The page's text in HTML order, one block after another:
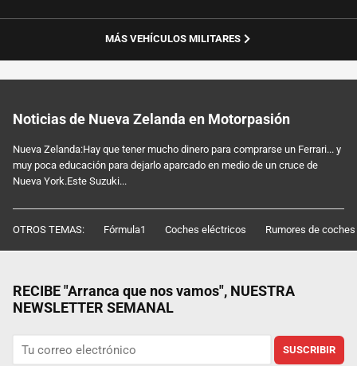
MÁS VEHÍCULOS MILITARES
Noticias de Nueva Zelanda en Motorpasión
Nueva Zelanda:Hay que tener mucho dinero para comprarse un Ferrari... y
muy poca educación para dejarlo aparcado en medio de un cruce de
Nueva York.Este Suzuki...
OTROS TEMAS: Fórmula1 Coches eléctricos Rumores de coches
RECIBE "Arranca que nos vamos", NUESTRA
NEWSLETTER SEMANAL
SUSCRIBIR